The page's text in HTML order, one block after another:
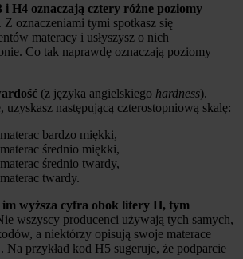
i H4 oznaczają cztery różne poziomy
. Z oznaczeniami tymi spotkasz się
materacy i usłyszysz o nich
Co tak naprawdę oznaczają poziomy
(z języka angielskiego hardness).
następującą czterostopniową skalę:
bardzo miękki,
średnio miękki,
średnio twardy,
twardy.
im wyższa cyfra obok litery H, tym
wszyscy producenci używają tych samych,
a niektórzy opisują swoje materace
Na przykład kod H5 sugeruje, że podparcie